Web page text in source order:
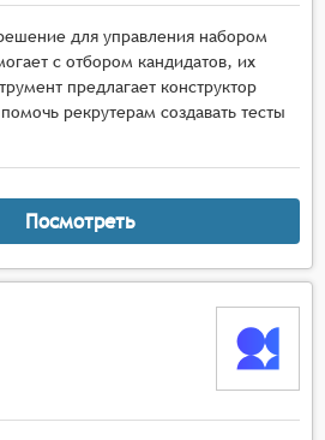
для управления набором
с отбором кандидатов, их
предлагает конструктор
рекрутерам создавать тесты
Посмотреть